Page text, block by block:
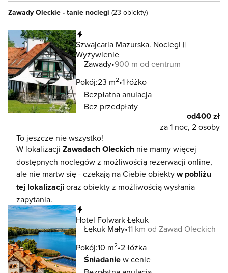
Zawady Oleckie - tanie noclegi (23 obiekty)
Szwajcaria Mazurska. Noclegi ||
Wyżywienie
Zawady 900 m od centrum
Pokój:23 m2 1 łóżko
Bezpłatna anulacja
Bez przedpłaty
od400 zł
za 1 noc, 2 osoby
To jeszcze nie wszystko!
W lokalizacji Zawadach Oleckich nie mamy więcej
dostępnych noclegów z możliwością rezerwacji online,
ale nie martw się - czekają na Ciebie obiektyw pobliżu
tej lokalizacji oraz obiekty z możliwością wysłania
zapytania.
Hotel Folwark Łękuk
Łękuk Mały 11 km od Zawad Oleckich
Pokój:10 m2 2 łóżka
Śniadaniew cenie